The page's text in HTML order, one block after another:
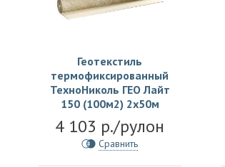
Геотекстиль
термофиксированный
ТехноНиколь ГЕО Лайт
150 (100м2) 2х50м
4 103 р./рулон
Сравнить